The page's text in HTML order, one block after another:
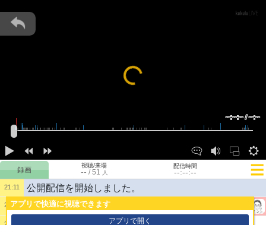
Loading...
--:--:-- / --:--
アプリで快適に視聴できます
アプリで開く
視聴/来場
-- /51 人
配信時間
--:--:--
21:11 公開配信を開始しました。
21:11 1:てすと@ぶらいあん